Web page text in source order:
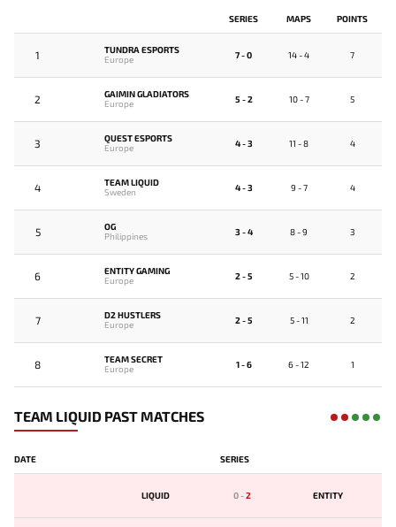
SERIES MAPS POINTS
1
TUNDRA ESPORTS
Europe
7 - 0 14 - 4 7
2
GAIMIN GLADIATORS
Europe
5 - 2 10 - 7 5
3
QUEST ESPORTS
Europe
4 - 3 11 - 8 4
4
TEAM LIQUID
Sweden
4 - 3 9 - 7 4
5
OG
Philippines
3 - 4 8 - 9 3
6
ENTITY GAMING
Europe
2 - 5 5 - 10 2
7
D2 HUSTLERS
Europe
2 - 5 5 - 11 2
8
TEAM SECRET
Europe
1 - 6 6 - 12 1
TEAM LIQUID PAST MATCHES
DATE SERIES
LIQUID 0-2 ENTITY